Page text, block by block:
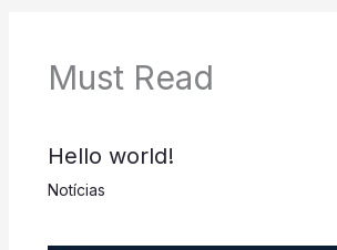
Must Read
Hello world!
Notícias